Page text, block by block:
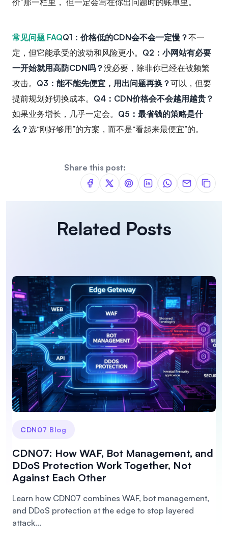
常见问题 FAQQ1：价格低的CDN会不会一定慢？不一
定，但它能承受的波动和风险更小。 Q2：小网站有必要
一开始就用高防CDN吗？没必要，除非你已经在被频繁
攻击。 Q3：能不能先便宜，用出问题再换？可以，但要
提前规划好切换成本。 Q4：CDN价格会不会越用越贵？
如果业务增长，几乎一定会。 Q5：最省钱的策略是什
么？选“刚好够用”的方案，而不是“看起来最便宜”的。
Share this post:
Related Posts
CDN07 Blog
CDN07: How WAF, Bot Management, and
DDoS Protection Work Together, Not
Against Each Other
Learn how CDN07 combines WAF, bot management,
and DDoS protection at the edge to stop layered
attack...